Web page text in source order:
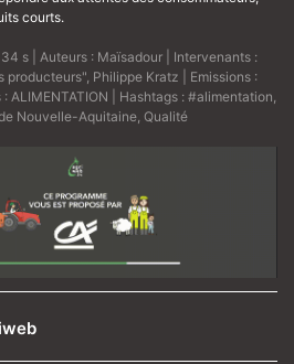
courts.
s | Auteurs : Maïsadour | Intervenants :
producteurs" Philippe Kratz | Emissions :
: ALIMENTATION | Hashtags : #alimentation
Nouvelle-Aquitaine Qualité